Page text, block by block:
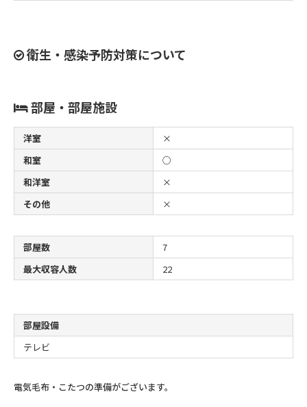
衛生・感染予防対策について
部屋・部屋施設
洋室
×
和室
○
和洋室
×
その他
×
部屋数
7
最大収容人数
22
部屋設備
テレビ
電気毛布・こたつの準備がございます。